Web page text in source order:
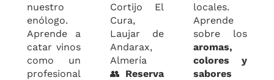
nuestro
enólogo.
Aprende a
catar vinos
como un
profesional
Cortijo El
Cura,
Laujar de
Andarax,
Almería
👥 Reserva
locales.
Aprende
sobre los
aromas,
colores y
sabores